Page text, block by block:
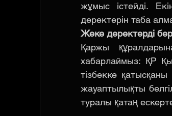
жұмыс істейді.
деректерін таба
Жеке деректерді
Қаржы
хабарлаймыз: ҚР
тізбекке
жауаптылықты
туралы қатаң